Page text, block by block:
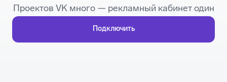
Проектов VK много — рекламный кабинет один
Подключить